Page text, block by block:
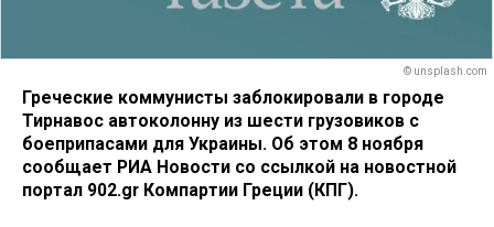
© unsplash.com
Греческие коммунисты заблокировали в городе
Тирнавос автоколонну из шести грузовиков с
боеприпасами для Украины. Об этом 8 ноября
сообщает РИА Новости со ссылкой на новостной
портал 902.gr Компартии Греции (КПГ).